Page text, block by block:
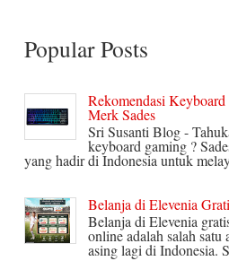
Popular Posts
Rekomendasi
Merk Sades
Sri Susanti Blog -
keyboard gaming ?
yang hadir di Indonesia untuk
Belanja di Elevenia
Belanja di Elevenia
online adalah salah
asing lagi di Indonesia.